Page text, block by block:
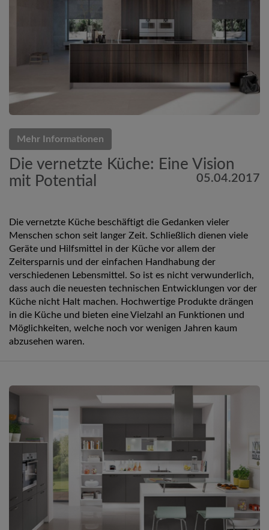
Mehr Informationen
Die vernetzte Küche: Eine Vision
mit Potential
05.04.2017
Die vernetzte Küche beschäftigt die Gedanken vieler
Menschen schon seit langer Zeit. Schließlich dienen viele
Geräte und Hilfsmittel in der Küche vor allem der
Zeitersparnis und der einfachen Handhabung der
verschiedenen Lebensmittel. So ist es nicht verwunderlich,
dass auch die neuesten technischen Entwicklungen vor der
Küche nicht Halt machen. Hochwertige Produkte drängen
in die Küche und bieten eine Vielzahl an Funktionen und
Möglichkeiten, welche noch vor wenigen Jahren kaum
abzusehen waren.